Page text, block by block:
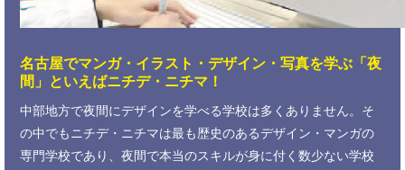
名古屋でマンガ・イラスト・ デザイン・写真を学ぶ「夜
間」といえばニチデ・ニチマ！
中部地方で夜間にデザインを学べる学校は多くありません。そ
の中でもニチデ・ニチマは最も歴史のあるデザイン・マンガの
専門学校であり、夜間で本当のスキルが身に付く数少ない学校